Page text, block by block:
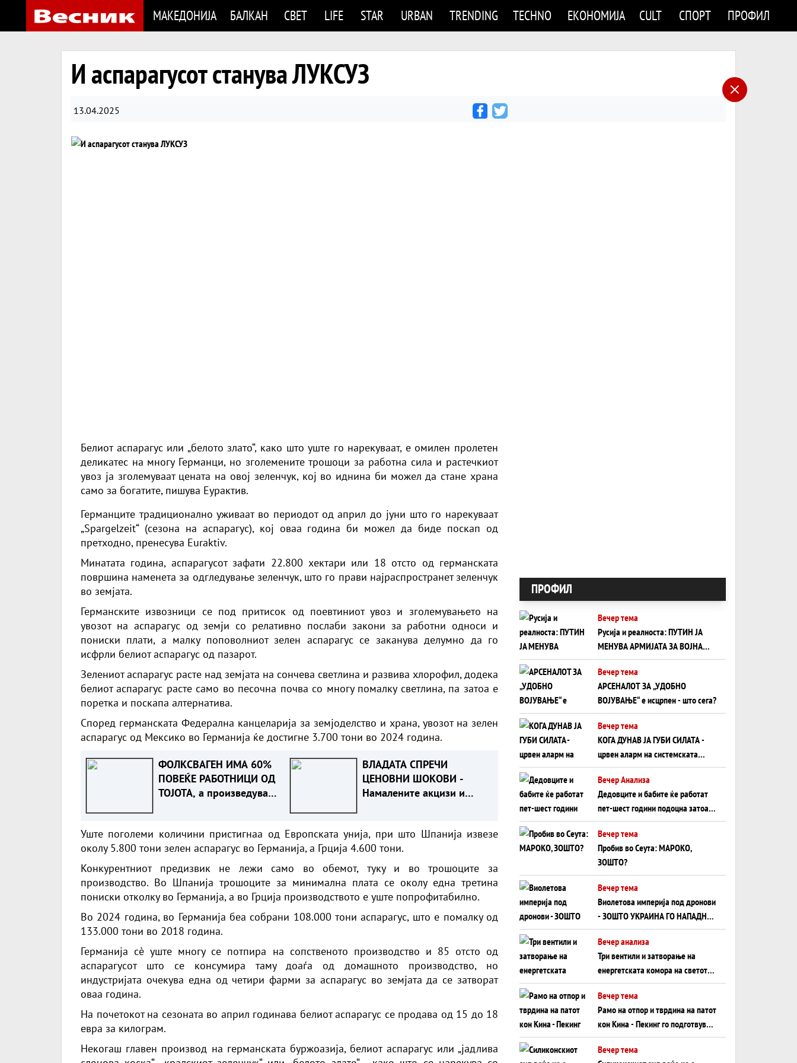
МАКЕДОНИЈА БАЛКАН СВЕТ LIFE STAR URBAN TRENDING TECHNO ЕКОНОМИЈА CULT СПОРТ ПРОФИЛ
И аспарагусот станува ЛУКСУЗ
13.04.2025
Белиот аспарагус или „белото злато“, како што уште го нарекуваат, е омилен пролетен
деликатес на многу Германци, но зголемените трошоци за работна сила и растечкиот
увоз ја зголемуваат цената на овој зеленчук, кој во иднина би можел да стане храна
само за богатите, пишува Еурактив.
Германците традиционално уживаат во периодот од април до јуни што го нарекуваат
„Spargelzeit“ (сезона на аспарагус), кој оваа година би можел да биде поскап од
претходно, пренесува Euraktiv.
Минатата година, аспарагусот зафати 22.800 хектари или 18 отсто од германската
површина наменета за одгледување зеленчук, што го прави најраспространет зеленчук
во земјата.
Германските извозници се под притисок од поевтиниот увоз и зголемувањето на
увозот на аспарагус од земји со релативно послаби закони за работни односи и
пониски плати, а малку поповолниот зелен аспарагус се заканува делумно да го
исфрли белиот аспарагус од пазарот.
Зелениот аспарагус расте над земјата на сончева светлина и развива хлорофил, додека
белиот аспарагус расте само во песочна почва со многу помалку светлина, па затоа е
поретка и поскапа алтернатива.
Според германската Федерална канцеларија за земјоделство и храна, увозот на зелен
аспарагус од Мексико во Германија ќе достигне 3.700 тони во 2024 година.
ФОЛКСВАГЕН ИМА 60%
ПОВЕЌЕ РАБОТНИЦИ ОД
ТОЈОТА, а произведува
ВЛАДАТА СПРЕЧИ
ЦЕНОВНИ ШОКОВИ -
Намалените акцизи и
Уште поголеми количини пристигнаа од Европската унија, при што Шпанија извезе
околу 5.800 тони зелен аспарагус во Германија, а Грција 4.600 тони.
Конкурентниот предизвик не лежи само во обемот, туку и во трошоците за
производство. Во Шпанија трошоците за минимална плата се околу една третина
пониски отколку во Германија, а во Грција производството е уште попрофитабилно.
Во 2024 година, во Германија беа собрани 108.000 тони аспарагус, што е помалку од
133.000 тони во 2018 година.
Германија сè уште многу се потпира на сопственото производство и 85 отсто од
аспарагусот што се консумира таму доаѓа од домашното производство, но
индустријата очекува една од четири фарми за аспарагус во земјата да се затворат
оваа година.
На почетокот на сезоната во април годинава белиот аспарагус се продава од 15 до 18
евра за килограм.
Некогаш главен производ на германската буржоазија, белиот аспарагус или „јадлива
ПРОФИЛ
Вечер тема
Русија и реалноста: ПУТИН ЈА
МЕНУВА АРМИЈАТА ЗА ВОЈНА
ШТО ОСТАНУВА БЕЗ ФРОНТ
Вечер тема
АРСЕНАЛОТ ЗА „УДОБНО
ВОЈУВАЊЕ“ е исцрпен - што сега?
Вечер тема
КОГА ДУНАВ ЈА ГУБИ СИЛАТА -
црвен аларм на системската
плоча од јужна Германија до
Црното Море...
Вечер Анализа
Дедовците и бабите ќе работат
пет-шест години подоцна затоа
што НЕМААТ ВНУЦИ ДА ГИ
ЗАМЕНАТ
Вечер тема
Пробив во Сеута: МАРОКО,
ЗОШТО?
Вечер тема
Виолетова империја под дронови
- ЗОШТО УКРАИНА ГО НАПАДНА
РУСКИОТ WILDBERRIES
Вечер анализа
Три вентили и затворање на
енергетската комора на светот:
Нападот во Суец најавува
глобален енергетски инфаркт?
Вечер тема
Рамо на отпор и тврдина на патот
кон Кина - Пекинг го подготвува
Иран за американска копнена
инвазија
Вечер тема